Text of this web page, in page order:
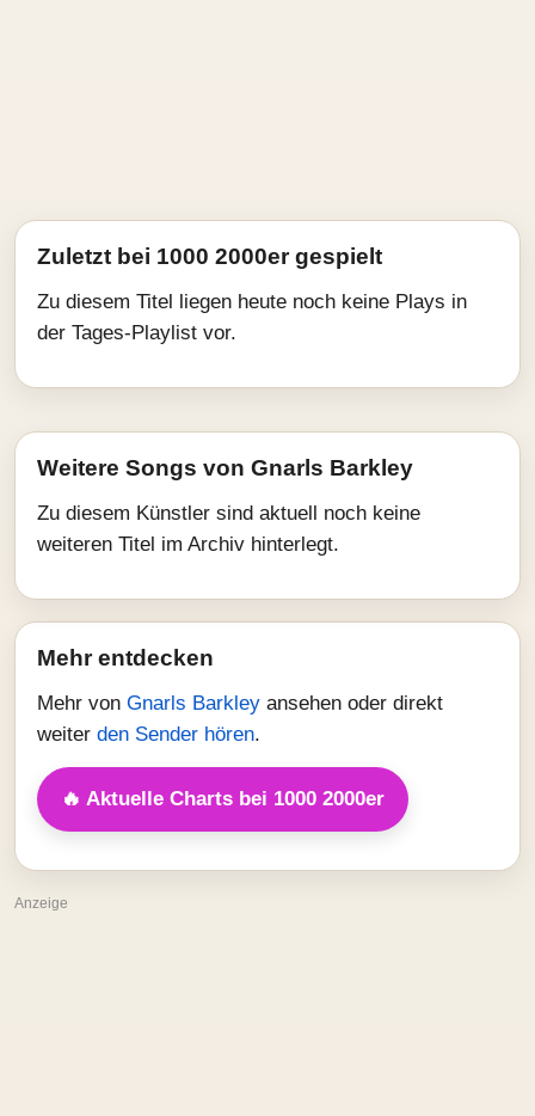
Zuletzt bei 1000 2000er gespielt
Zu diesem Titel liegen heute noch keine Plays in
der Tages-Playlist vor.
Weitere Songs von Gnarls Barkley
Zu diesem Künstler sind aktuell noch keine
weiteren Titel im Archiv hinterlegt.
Mehr entdecken
Mehr von Gnarls Barkley ansehen oder direkt
weiter den Sender hören.
🔥 Aktuelle Charts bei 1000 2000er
Anzeige